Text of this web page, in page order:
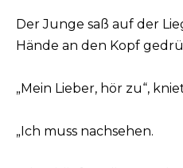
Der Junge saß auf der
Hände an den Kopf
„Mein Lieber, hör zu“,
„Ich muss nachsehen.